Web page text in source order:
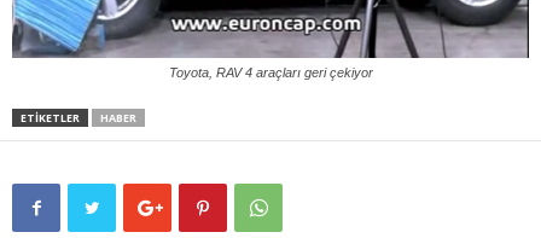
Toyota, RAV 4 araçları geri çekiyor
ETIKETLER HABER